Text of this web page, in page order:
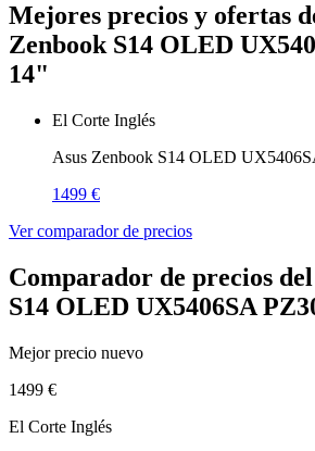
Mejores precios y ofertas
Zenbook S14 OLED
14"
El Corte Inglés
Asus Zenbook S14 OLED
1499 €
Ver comparador de precios
Comparador de precios
S14 OLED UX5406SA
Mejor precio nuevo
1499 €
El Corte Inglés